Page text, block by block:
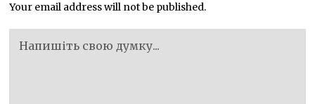
Your email address will not be published.